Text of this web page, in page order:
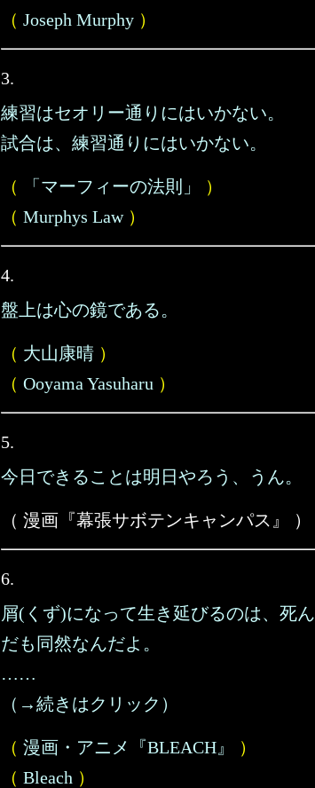
（ Joseph Murphy ）
3.
練習はセオリー通りにはいかない。
試合は、練習通りにはいかない。
（ 「マーフィーの法則」
）
（ Murphys Law）
4.
盤上は心の鏡である。
（ 大山康晴 ）
（ Ooyama Yasuharu ）
5.
今日できることは明日やろう、うん。
（ 漫画『幕張サボテンキャンパス』 ）
6.
屑(くず)になって生き延びるのは、死ん
だも同然なんだよ。
……
（→続きはクリック）
（ 漫画・アニメ『BLEACH』
）
（ Bleach ）